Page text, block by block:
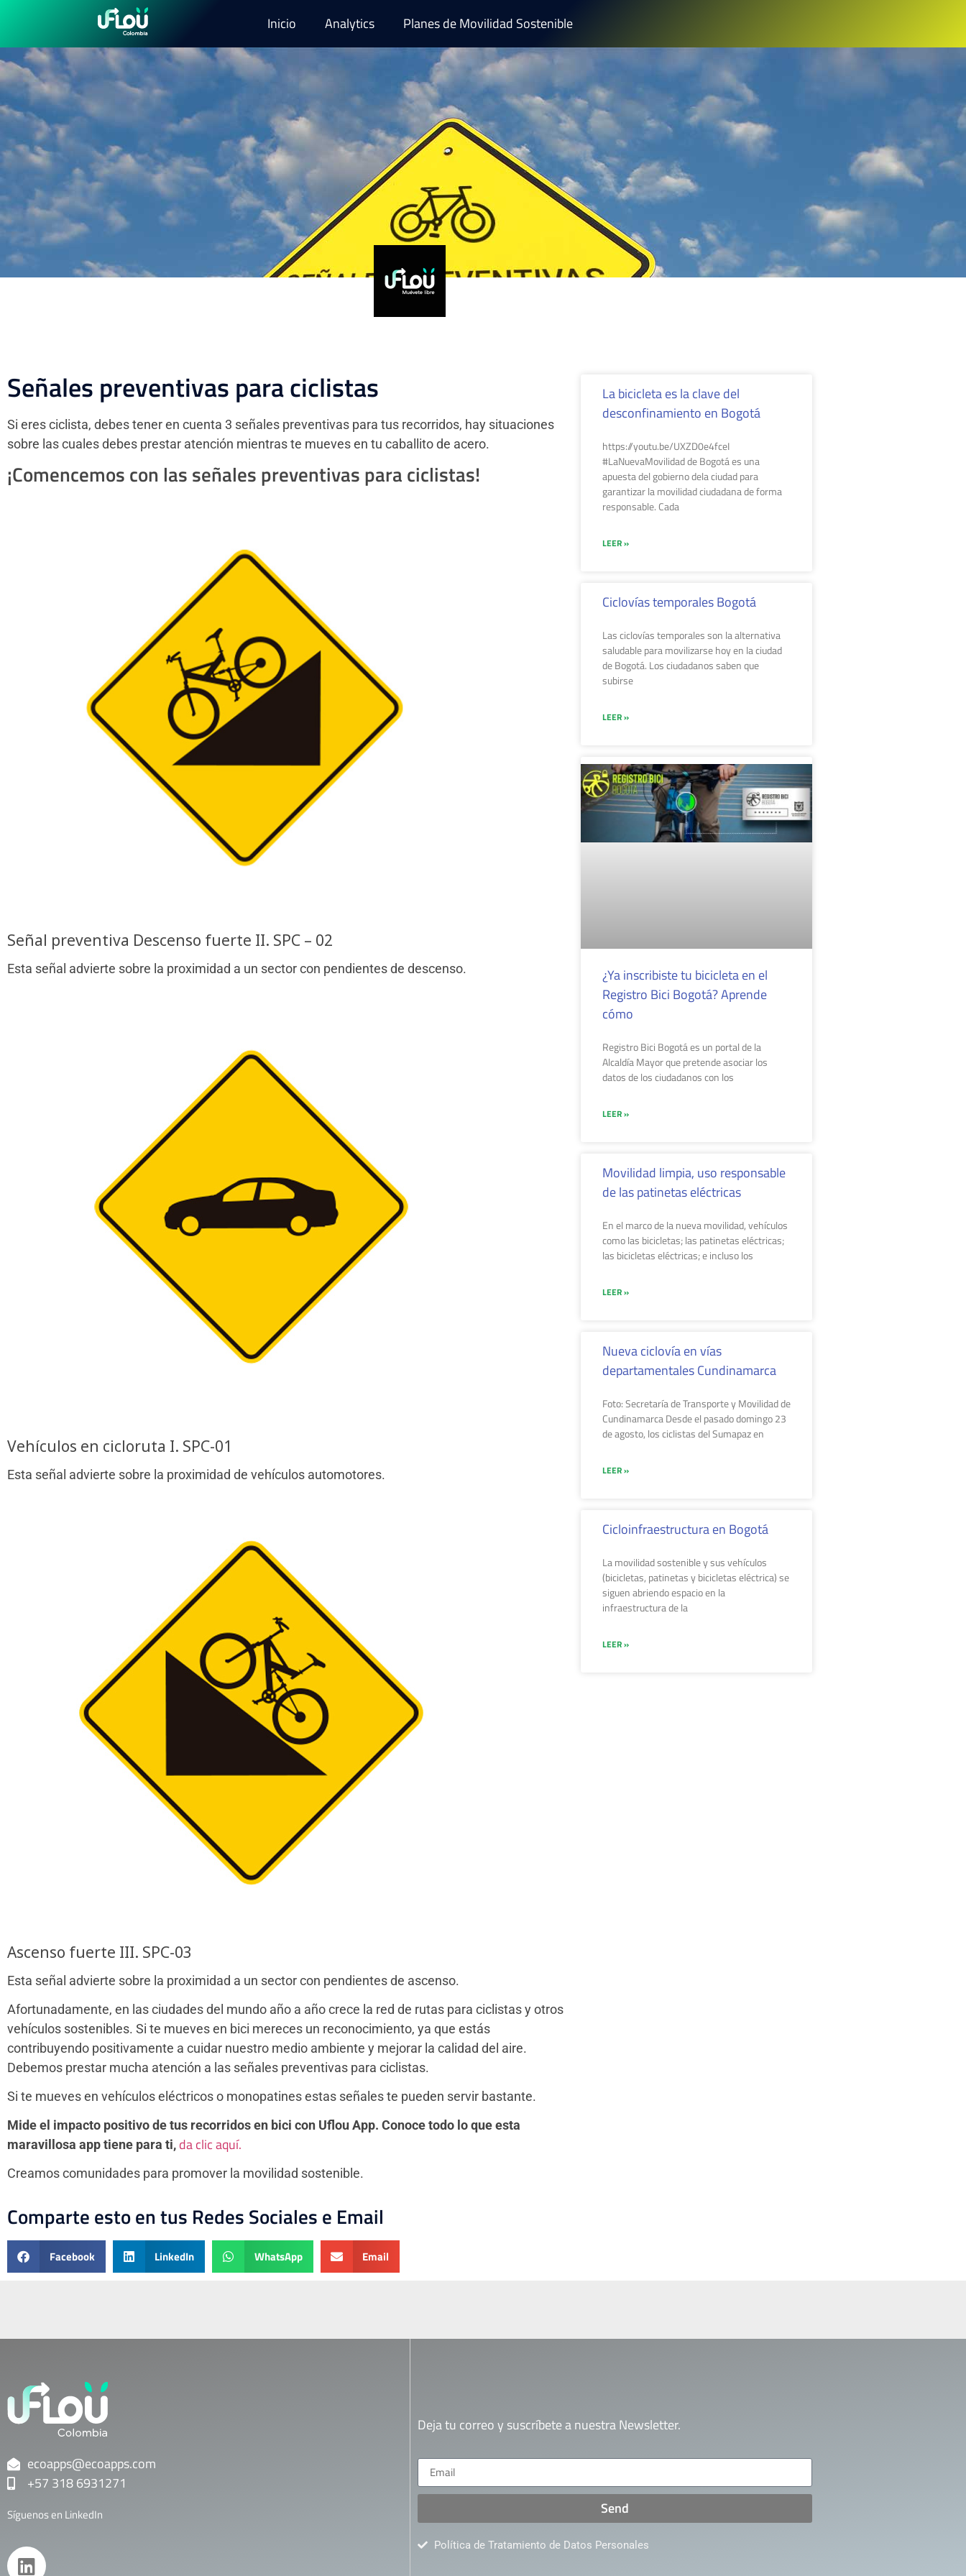
Inicio Analytics Planes de Movilidad Sostenible
Señales preventivas para ciclistas
Si eres ciclista, debes tener en cuenta 3 señales preventivas para tus recorridos, hay situaciones
sobre las cuales debes prestar atención mientras te mueves en tu caballito de acero.
¡Comencemos con las señales preventivas para ciclistas!
Señal preventiva Descenso fuerte II. SPC – 02
Esta señal advierte sobre la proximidad a un sector con pendientes de descenso.
Vehículos en cicloruta I. SPC-01
Esta señal advierte sobre la proximidad de vehículos automotores.
Ascenso fuerte III. SPC-03
Esta señal advierte sobre la proximidad a un sector con pendientes de ascenso.
Afortunadamente, en las ciudades del mundo año a año crece la red de rutas para ciclistas y otros
vehículos sostenibles. Si te mueves en bici mereces un reconocimiento, ya que estás
contribuyendo positivamente a cuidar nuestro medio ambiente y mejorar la calidad del aire.
Debemos prestar mucha atención a las señales preventivas para ciclistas.
Si te mueves en vehículos eléctricos o monopatines estas señales te pueden servir bastante.
Mide el impacto positivo de tus recorridos en bici con Uflou App. Conoce todo lo que esta
maravillosa app tiene para ti, da clic aquí.
Creamos comunidades para promover la movilidad sostenible.
Comparte esto en tus Redes Sociales e Email
Facebook LinkedIn WhatsApp Email
La bicicleta es la clave del
desconfinamiento en Bogotá
https://youtu.be/UXZD0e4fceI
#LaNuevaMovilidad de Bogotá es una
apuesta del gobierno dela ciudad para
garantizar la movilidad ciudadana de forma
responsable. Cada
LEER »
Ciclovías temporales Bogotá
Las ciclovías temporales son la alternativa
saludable para movilizarse hoy en la ciudad
de Bogotá. Los ciudadanos saben que
subirse
LEER »
¿Ya inscribiste tu bicicleta en el
Registro Bici Bogotá? Aprende
cómo
Registro Bici Bogotá es un portal de la
Alcaldía Mayor que pretende asociar los
datos de los ciudadanos con los
LEER »
Movilidad limpia, uso responsable
de las patinetas eléctricas
En el marco de la nueva movilidad, vehículos
como las bicicletas; las patinetas eléctricas;
las bicicletas eléctricas; e incluso los
LEER »
Nueva ciclovía en vías
departamentales Cundinamarca
Foto: Secretaría de Transporte y Movilidad de
Cundinamarca Desde el pasado domingo 23
de agosto, los ciclistas del Sumapaz en
LEER »
Cicloinfraestructura en Bogotá​
La movilidad sostenible y sus vehículos
(bicicletas, patinetas y bicicletas eléctrica) se
siguen abriendo espacio en la
infraestructura de la
LEER »
ecoapps@ecoapps.com
+57 318 6931271
Síguenos en LinkedIn
Deja tu correo y suscríbete a nuestra Newsletter.
Send
Política de Tratamiento de Datos Personales